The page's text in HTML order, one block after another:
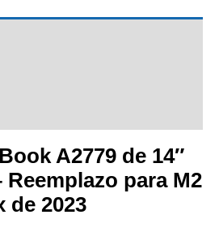
A2779 de 14″
Reemplazo para M2
de 2023